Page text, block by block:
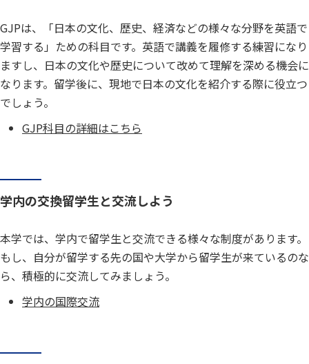
GJPは、「日本の文化、歴史、経済などの様々な分野を英語で
学習する」ための科目です。英語で講義を履修する練習になり
ますし、日本の文化や歴史について改めて理解を深める機会に
なります。留学後に、現地で日本の文化を紹介する際に役立つ
でしょう。
GJP科目の詳細はこちら
学内の交換留学生と交流しよう
本学では、学内で留学生と交流できる様々な制度があります。
もし、自分が留学する先の国や大学から留学生が来ているのな
ら、積極的に交流してみましょう。
学内の国際交流